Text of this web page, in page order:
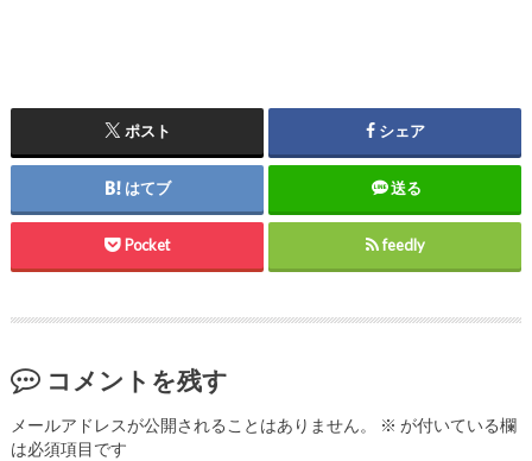
ポスト シェア
はてブ 送る
Pocket feedly
コメントを残す
メールアドレスが公開されることはありません。 ※ が付いている欄
は必須項目です